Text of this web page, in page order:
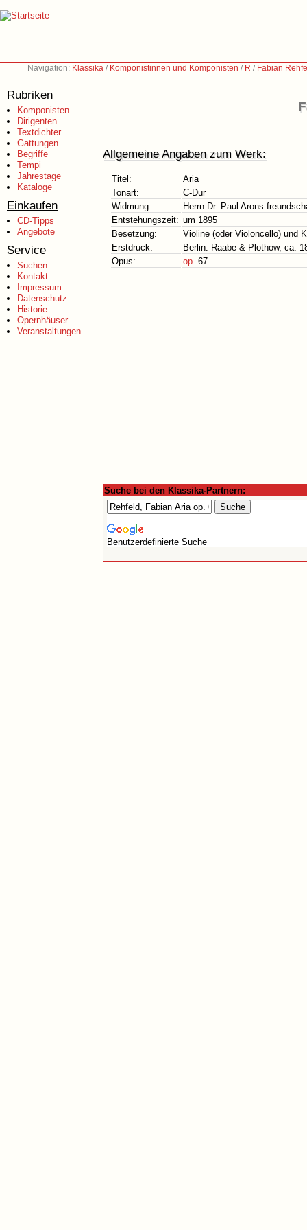
Navigation: Klassika / Komponistinnen und Komponisten / R / Fabian
Rubriken
Komponisten
Dirigenten
Textdichter
Gattungen
Begriffe
Tempi
Jahrestage
Kataloge
Einkaufen
CD-Tipps
Angebote
Service
Suchen
Kontakt
Impressum
Datenschutz
Historie
Opernhäuser
Veranstaltungen
Allgemeine Angaben zum Werk:
Titel:
Aria
Tonart:
C-Dur
Widmung:
Herrn Dr. Paul Arons
Entstehungszeit: um 1895
Besetzung:
Violine (oder Violoncello) und
Erstdruck:
Berlin: Raabe & Plothow, ca.
Opus:
op. 67
Suche bei den Klassika-Partnern:
Benutzerdefinierte Suche